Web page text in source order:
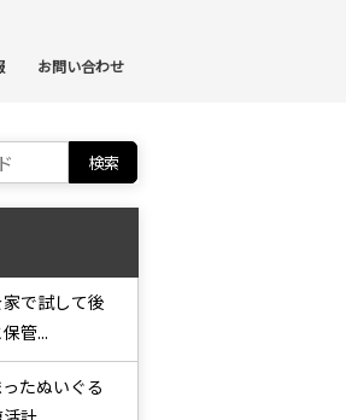
お問い合わせ
で試して後
管...
たぬいぐる